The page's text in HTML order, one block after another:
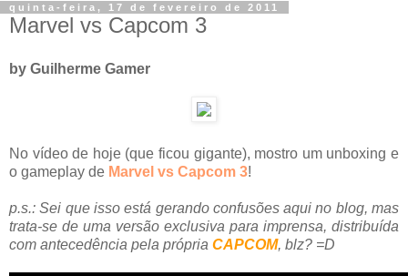
quinta-feira, 17 de fevereiro de 2011
Marvel vs Capcom 3
by Guilherme Gamer
No vídeo de hoje (que ficou gigante), mostro um unboxing e
o gameplay de Marvel vs Capcom 3!
p.s.: Sei que isso está gerando confusões aqui no blog, mas
trata-se de uma versão exclusiva para imprensa, distribuída
com antecedência pela própria CAPCOM, blz? =D